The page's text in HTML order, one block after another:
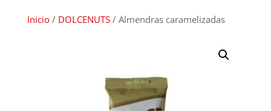
Inicio/ DOLCENUTS/ Almendras caramelizadas